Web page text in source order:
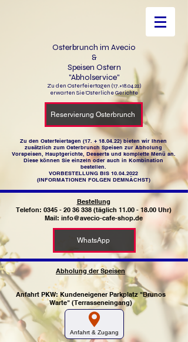
Osterbrunch im Avecio
&
Speisen Ostern
"Abholservice"
Zu den Osterfeiertagen (17.+18.04.22)
erwarten Sie Österliche Gerichte
Reservierung Osterbrunch
Zu den Osterfeiertagen (17. + 18.04.22) bieten wir Ihnen
zusätzlich zum Osterbrunch Speisen zur Abholung
Vorspeisen, Hauptgerichte, Desserts und komplette Menü an.
Diese können Sie einzeln oder auch in Kombination
bestellen.
VORBESTELLUNG BIS 10.04.2022
(INFORMATIONEN FOLGEN DEMNÄCHST)
Bestellung
Telefon: 0345 - 20 36 338(täglich 11.00 - 18.00Uhr)
Mail: info@avecio-cafe-shop.de
WhatsApp
Abholung der Speisen
Anfahrt PKW: Kundeneigener Parkplatz "Brunos
Warte" (Terrasseneingang)
Anfahrt & Zugang